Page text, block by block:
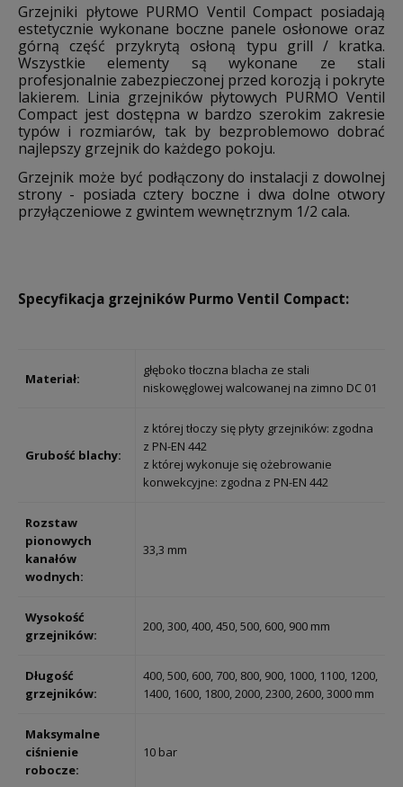
Grzejniki płytowe PURMO Ventil Compact posiadają
estetycznie wykonane boczne panele osłonowe oraz
górną część przykrytą osłoną typu grill / kratka.
Wszystkie elementy są wykonane ze stali
profesjonalnie zabezpieczonej przed korozją i pokryte
lakierem. Linia grzejników płytowych PURMO Ventil
Compact jest dostępna w bardzo szerokim zakresie
typów i rozmiarów, tak by bezproblemowo dobrać
najlepszy grzejnik do każdego pokoju.
Grzejnik może być podłączony do instalacji z dowolnej
strony - posiada cztery boczne i dwa dolne otwory
przyłączeniowe z gwintem wewnętrznym 1/2 cala.
Specyfikacja grzejników Purmo Ventil Compact:
Materiał:
głęboko tłoczna blacha ze stali
niskowęglowej walcowanej na zimno DC 01
Grubość blachy:
z której tłoczy się płyty grzejników: zgodna
z PN-EN 442
z której wykonuje się ożebrowanie
konwekcyjne: zgodna z PN-EN 442
Rozstaw
pionowych
kanałów
wodnych:
33,3 mm
Wysokość
grzejników:
200, 300, 400, 450, 500, 600, 900 mm
Długość
grzejników:
400, 500, 600, 700, 800, 900, 1000, 1100, 1200,
1400, 1600, 1800, 2000, 2300, 2600, 3000 mm
Maksymalne
ciśnienie
robocze:
10 bar